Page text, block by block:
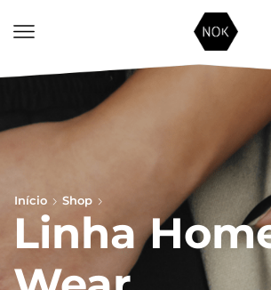
Início Shop
Linha